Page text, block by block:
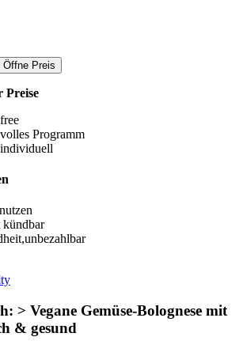
Öffne Preis
Preise
Programm
kündbar
> Vegane Gemüse-Bolognese mit
& gesund